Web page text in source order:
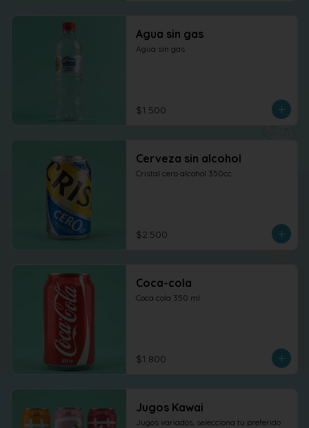
Agua sin gas
Agua sin gas
$1.500
Cerveza sin alcohol
Cristal cero alcohol 350cc
$2.500
Coca-cola
Coca cola 350 ml
$1.800
Jugos Kawai
Jugos variados, selecciona tu preferido